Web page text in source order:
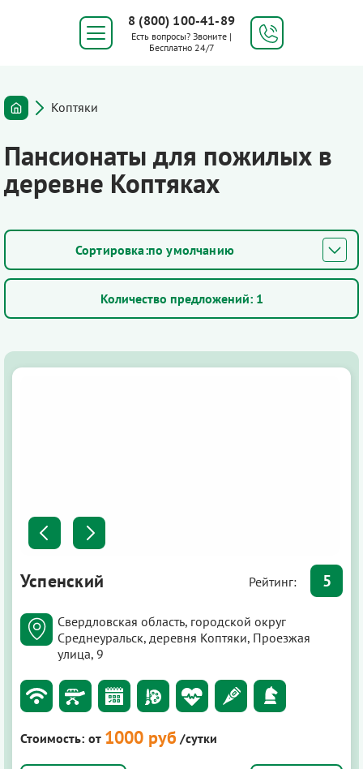
8 (800) 100-41-89
Есть вопросы? Звоните |
Бесплатно 24/7
Коптяки
Пансионаты для пожилых в
деревне Коптяках
по умолчанию
Количество предложений: 1
Успенский Рейтинг: 5
Свердловская область, городской округ
Среднеуральск, деревня Коптяки, Проезжая
улица, 9
Стоимость: от 1000 руб /сутки